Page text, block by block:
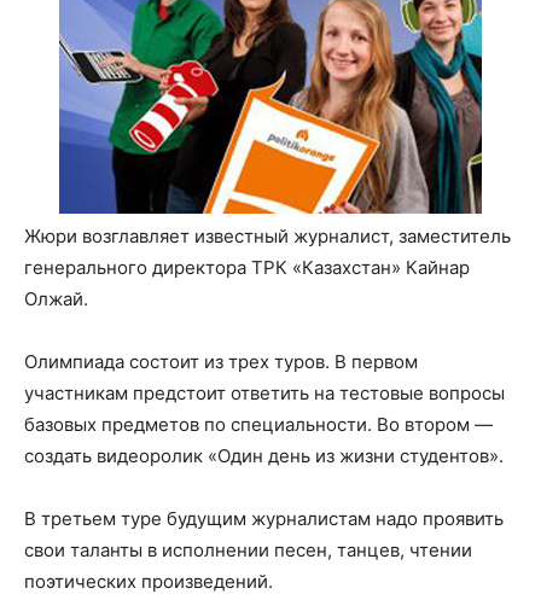
Жюри возглавляет известный журналист, заместитель
генерального директора ТРК «Казахстан» Кайнар
Олжай.
Олимпиада состоит из трех туров. В первом
участникам предстоит ответить на тестовые вопросы
базовых предметов по специальности. Во втором —
создать видеоролик «Один день из жизни студентов».
В третьем туре будущим журналистам надо проявить
свои таланты в исполнении песен, танцев, чтении
поэтических произведений.